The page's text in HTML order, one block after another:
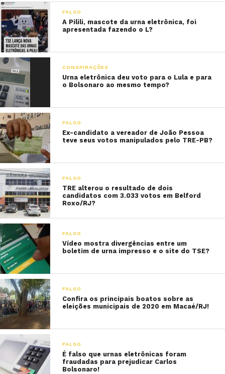
FALSO
A Pilili, mascote da urna eletrônica, foi
apresentada fazendo o L?
CONSPIRAÇÕES
Urna eletrônica deu voto para o Lula e para
o Bolsonaro ao mesmo tempo?
FALSO
Ex-candidato a vereador de João Pessoa
teve seus votos manipulados pelo TRE-PB?
FALSO
TRE alterou o resultado de dois
candidatos com 3.033 votos em Belford
Roxo/RJ?
FALSO
Vídeo mostra divergências entre um
boletim de urna impresso e o site do TSE?
FALSO
Confira os principais boatos sobre as
eleições municipais de 2020 em Macaé/RJ!
FALSO
É falso que urnas eletrônicas foram
fraudadas para prejudicar Carlos
Bolsonaro!